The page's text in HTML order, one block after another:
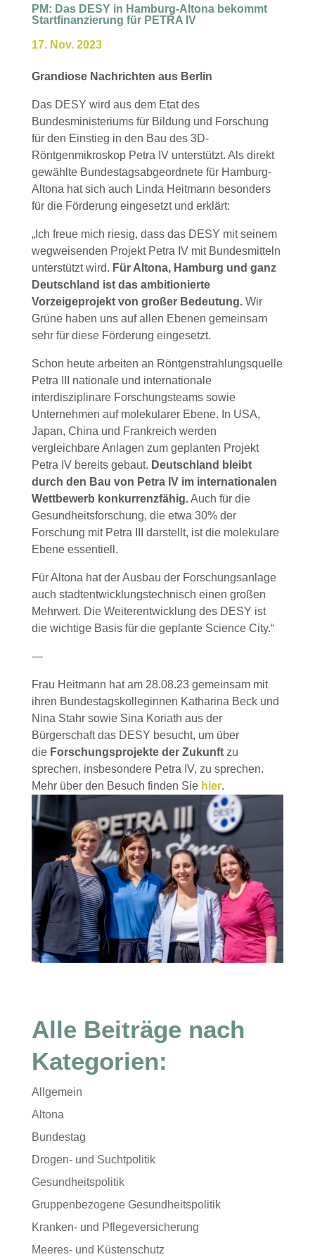
PM: Das DESY in Hamburg-Altona bekommt
Startfinanzierung für PETRA IV
17. Nov. 2023
Grandiose Nachrichten aus Berlin
Das DESY wird aus dem Etat des
Bundesministeriums für Bildung und Forschung
für den Einstieg in den Bau des 3D-
Röntgenmikroskop Petra IV unterstützt. Als direkt
gewählte Bundestagsabgeordnete für Hamburg-
Altona hat sich auch Linda Heitmann besonders
für die Förderung eingesetzt und erklärt:
„Ich freue mich riesig, dass das DESY mit seinem
wegweisenden Projekt Petra IV mit Bundesmitteln
unterstützt wird. Für Altona, Hamburg und ganz
Deutschland ist das ambitionierte
Vorzeigeprojekt von großer Bedeutung.Wir
Grüne haben uns auf allen Ebenen gemeinsam
sehr für diese Förderung eingesetzt.
Schon heute arbeiten an Röntgenstrahlungsquelle
Petra III nationale und internationale
interdisziplinare Forschungsteams sowie
Unternehmen auf molekularer Ebene. In USA,
Japan, China und Frankreich werden
vergleichbare Anlagen zum geplanten Projekt
Petra IV bereits gebaut. Deutschland bleibt
durch den Bau von Petra IV im internationalen
Wettbewerb konkurrenzfähig.Auch für die
Gesundheitsforschung, die etwa 30% der
Forschung mit Petra III darstellt, ist die molekulare
Ebene essentiell.
Für Altona hat der Ausbau der Forschungsanlage
auch stadtentwicklungstechnisch einen großen
Mehrwert. Die Weiterentwicklung des DESY ist
die wichtige Basis für die geplante Science City.“
—
Frau Heitmann hat am 28.08.23 gemeinsam mit
ihren Bundestagskolleginnen Katharina Beck und
Nina Stahr sowie Sina Koriath aus der
Bürgerschaft das DESY besucht, um über
die Forschungsprojekte der Zukunft zu
sprechen, insbesondere Petra IV, zu sprechen.
Mehr über den Besuch finden Sie hier.
Alle Beiträge nach
Kategorien:
Allgemein
Altona
Bundestag
Drogen- und Suchtpolitik
Gesundheitspolitik
Gruppenbezogene Gesundheitspolitik
Kranken- und Pflegeversicherung
Meeres- und Küstenschutz